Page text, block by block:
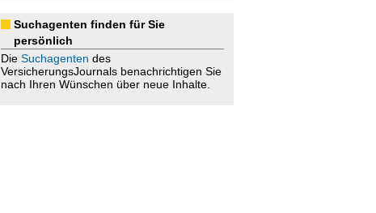
Suchagenten finden für Sie
persönlich
Die Suchagenten des
VersicherungsJournals benachrichtigen Sie
nach Ihren Wünschen über neue Inhalte.